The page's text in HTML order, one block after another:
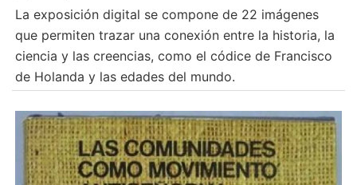
La exposición digital se compone de 22 imágenes
que permiten trazar una conexión entre la historia, la
ciencia y las creencias, como el códice de Francisco
de Holanda y las edades del mundo.